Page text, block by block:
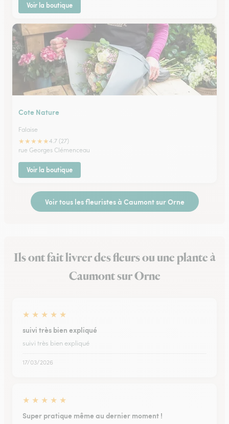
Voir la boutique
Cote Nature
Falaise
★★★★★4.7 (27)
rue Georges Clémenceau
Voir la boutique
Voir tous les fleuristes à Caumont sur Orne
Ils ont fait livrer des fleurs ou une plante à
Caumont sur Orne
★ ★ ★ ★ ★
suivi très bien expliqué
suivi très bien expliqué
17/03/2026
★ ★ ★ ★ ★
Super pratique même au dernier moment !